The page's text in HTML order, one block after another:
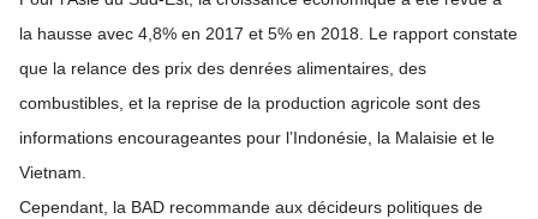
la hausse avec 4,8% en 2017 et 5% en 2018. Le rapport constate
que la relance des prix des denrées alimentaires, des
combustibles, et la reprise de la production agricole sont des
informations encourageantes pour l’Indonésie, la Malaisie et le
Vietnam.
Cependant, la BAD recommande aux décideurs politiques de